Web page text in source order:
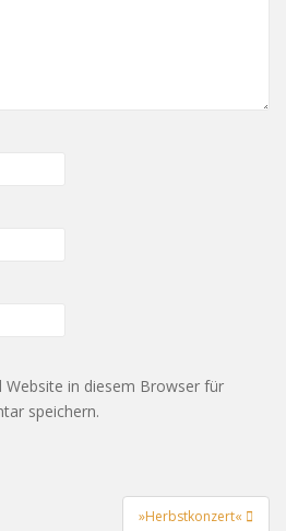
Website in diesem Browser für
speichern.
»Herbstkonzert«